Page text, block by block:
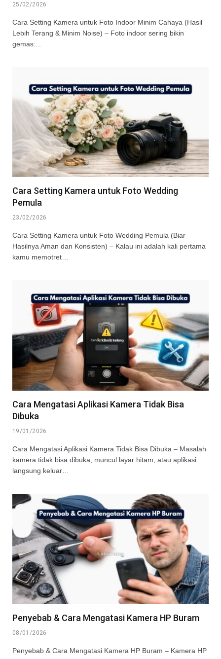
25/02/2026
Cara Setting Kamera untuk Foto Indoor Minim Cahaya (Hasil
Lebih Terang & Minim Noise) – Foto indoor sering bikin
gemas:…
Cara Setting Kamera untuk Foto Wedding
Pemula
23/02/2026
Cara Setting Kamera untuk Foto Wedding Pemula (Biar
Hasilnya Aman dan Konsisten) – Kalau ini adalah kali pertama
kamu memotret…
Cara Mengatasi Aplikasi Kamera Tidak Bisa
Dibuka
19/01/2026
Cara Mengatasi Aplikasi Kamera Tidak Bisa Dibuka – Masalah
kamera tidak bisa dibuka, muncul layar hitam, atau aplikasi
langsung keluar…
Penyebab & Cara Mengatasi Kamera HP Buram
08/01/2026
Penyebab & Cara Mengatasi Kamera HP Buram – Kamera HP